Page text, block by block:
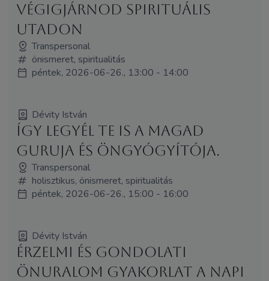
végigjárnod spirituális
utadon
Transpersonal
önismeret, spiritualitás
péntek, 2026-06-26., 13:00 - 14:00
Dévity István
Így legyél Te is a magad
guruja és öngyógyítója.
Transpersonal
holisztikus, önismeret, spiritualitás
péntek, 2026-06-26., 15:00 - 16:00
Dévity István
Érzelmi és gondolati
önuralom gyakorlat a napi